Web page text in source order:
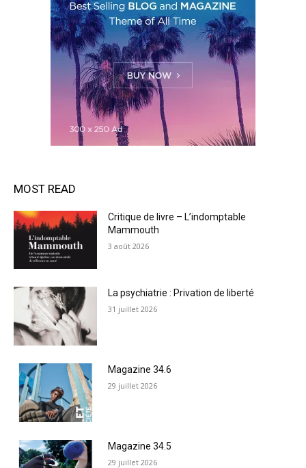
MOST READ
Critique de livre – L’indomptable
Mammouth
3 août 2026
La psychiatrie : Privation de liberté
31 juillet 2026
Magazine 34.6
29 juillet 2026
Magazine 34.5
29 juillet 2026